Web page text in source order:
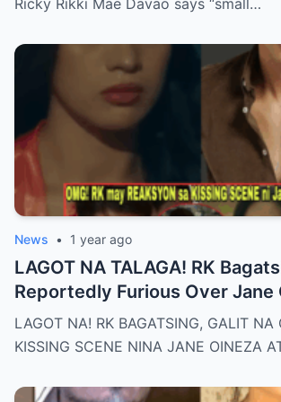
Message Behind Their Last
News • 1 year ago
LAGOT NA TALAGA! RK
Reportedly Furious Over Jane
Ki$$ing Scene with Zaijian
Tension Rises Behind the
Line for the Real-Life Couple?
LAGOT NA! RK BAGATSING, GALIT NA
KISSING SCENE NINA JANE OINEZA